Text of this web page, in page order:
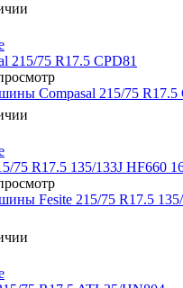
Compasal 215/75 R17.5
Fesite 215/75 R17.5